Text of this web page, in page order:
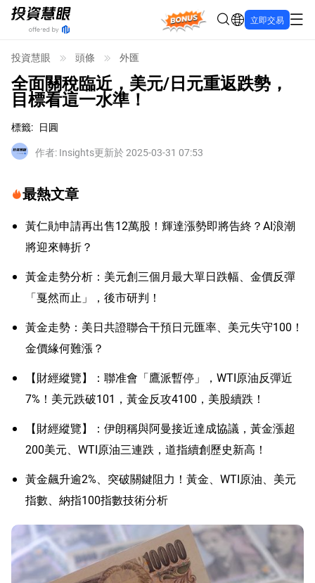
Bonus 立即交易
投資慧眼 頭條 外匯
全面關稅臨近，美元/日元重返跌勢，
目標看這一水準！
標籤: 日圓
作者: Insights更新於 2025-03-31 07:53
最熱文章
黃仁勛申請再出售12萬股！輝達漲勢即將告終？AI浪潮
將迎來轉折？
黃金走勢分析：美元創三個月最大單日跌幅、金價反彈
「戛然而止」，後市研判！
黃金走勢：美日共證聯合干預日元匯率、美元失守100！
金價緣何難漲？
【財經縱覽】：聯准會「鷹派暫停」，WTI原油反彈近
7%！美元跌破101，黃金反攻4100，美股續跌！
【財經縱覽】：伊朗稱與阿曼接近達成協議，黃金漲超
200美元、WTI原油三連跌，道指續創歷史新高！
黃金飆升逾2%、突破關鍵阻力！黃金、WTI原油、美元
指數、納指100指數技術分析